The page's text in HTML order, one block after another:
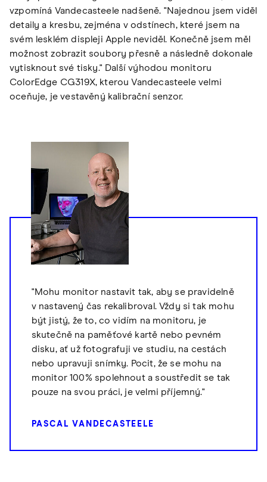
vzpomíná Vandecasteele nadšeně. "Najednou jsem viděl
detaily a kresbu, zejména v odstínech, které jsem na
svém lesklém displeji Apple neviděl. Konečně jsem měl
možnost zobrazit soubory přesně a následně dokonale
vytisknout své tisky." Další výhodou monitoru
ColorEdge CG319X, kterou Vandecasteele velmi
oceňuje, je vestavěný kalibrační senzor.
"Mohu monitor nastavit tak, aby se pravidelně
v nastavený čas rekalibroval. Vždy si tak mohu
být jistý, že to, co vidím na monitoru, je
skutečně na paměťové kartě nebo pevném
disku, ať už fotografuji ve studiu, na cestách
nebo upravuji snímky. Pocit, že se mohu na
monitor 100% spolehnout a soustředit se tak
pouze na svou práci, je velmi příjemný."
PASCAL VANDECASTEELE